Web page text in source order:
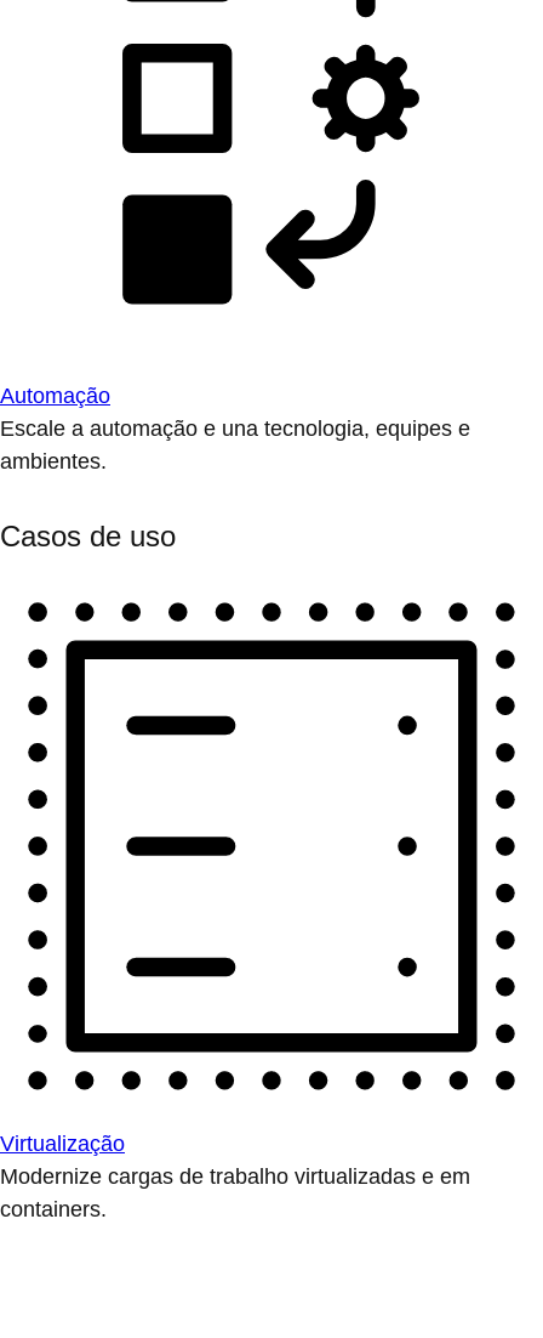
Automação
Escale a automação e una tecnologia, equipes e
ambientes.
Casos de uso
Virtualização
Modernize cargas de trabalho virtualizadas e em
containers.